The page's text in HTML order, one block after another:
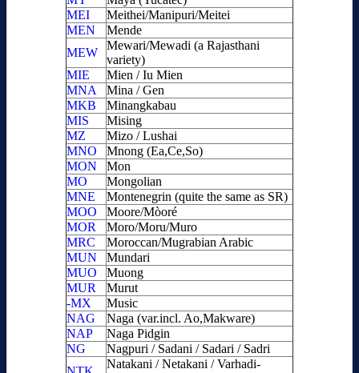
MEI
Meithei/Manipuri/Meitei
MEN
Mende
MEW
Mewari/Mewadi (a Rajasthani
variety)
MIE
Mien / Iu Mien
MNA
Mina / Gen
MKB
Minangkabau
MIS
Mising
MZ
Mizo / Lushai
MNO
Mnong (Ea,Ce,So)
MON
Mon
MO
Mongolian
MNE
Montenegrin (quite the same as SR)
MOO
Moore/Mòoré
MOR
Moro/Moru/Muro
MRC
Moroccan/Mugrabian Arabic
MUN
Mundari
MUO
Muong
MUR
Murut
-MX
Music
NAG
Naga (var.incl. Ao,Makware)
NAP
Naga Pidgin
NG
Nagpuri / Sadani / Sadari / Sadri
Natakani / Netakani / Varhadi-